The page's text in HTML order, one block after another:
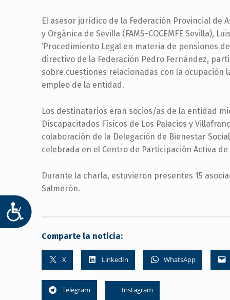
ACCESIBILIDAD
El asesor jurídico de la Federación Provincial de
y Orgánica de Sevilla (FAMS-COCEMFE Sevilla),
‘Procedimiento Legal en materia de pensiones
directivo de la Federación Pedro Fernández,
sobre cuestiones relacionadas con la
empleo de la entidad.
Los destinatarios eran socios/as de la entidad
Discapacitados Físicos de Los Palacios y
colaboración de la Delegación de Bienestar
celebrada en el Centro de Participación Activa de
Durante la charla, estuvieron presentes 15
Salmerón.
Comparte la noticia:
X LinkedIn WhatsApp
Telegram Instagram